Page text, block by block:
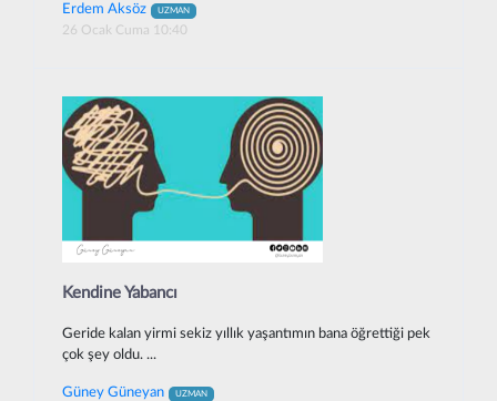
Erdem Aksöz UZMAN
26 Ocak Cuma 10:40
Kendine Yabancı
Geride kalan yirmi sekiz yıllık yaşantımın bana öğrettiği pek
çok şey oldu. ...
Güney Güneyan UZMAN